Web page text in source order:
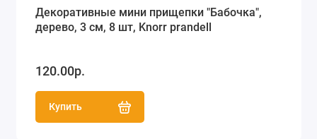
Декоративные мини прищепки "Бабочка",
дерево, 3 см, 8 шт, Knorr prandell
120.00р.
Купить